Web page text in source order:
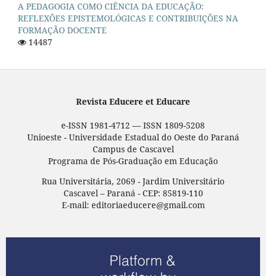
A PEDAGOGIA COMO CIÊNCIA DA EDUCAÇÃO:
REFLEXÕES EPISTEMOLÓGICAS E CONTRIBUIÇÕES NA
FORMAÇÃO DOCENTE
14487
Revista Educere et Educare
e-ISSN 1981-4712 — ISSN 1809-5208
Unioeste - Universidade Estadual do Oeste do Paraná
Campus de Cascavel
Programa de Pós-Graduação em Educação
Rua Universitária, 2069 - Jardim Universitário
Cascavel – Paraná - CEP: 85819-110
E-mail: editoriaeducere@gmail.com